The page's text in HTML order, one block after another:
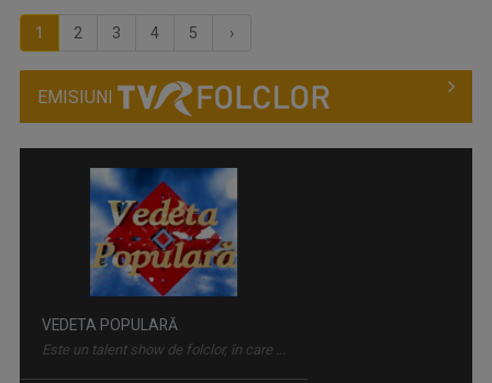
1 2 3 4 5 ›
EMISIUNI
VEDETA POPULARĂ
Este un talent show de folclor, în care ...